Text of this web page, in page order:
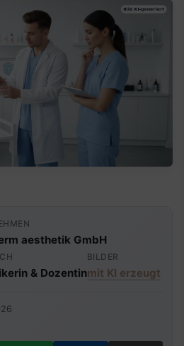
aesthetik GmbH
& Dozentin
BILDER
mit KI erzeugt